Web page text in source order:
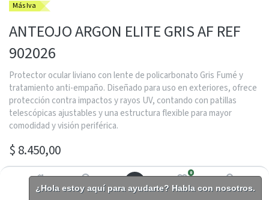
Inicio Buscar
0
Lista de
Cuenta
Más Iva
ANTEOJO ARGON ELITE GRIS AF REF
902026
Protector ocular liviano con lente de policarbonato Gris Fumé y
tratamiento anti-empaño. Diseñado para uso en exteriores, ofrece
protección contra impactos y rayos UV, contando con patillas
telescópicas ajustables y una estructura flexible para mayor
comodidad y visión periférica.
$ 8.450,00
Contactarme con un asesor
¿Hola estoy aquí para ayudarte? Habla con nosotros.